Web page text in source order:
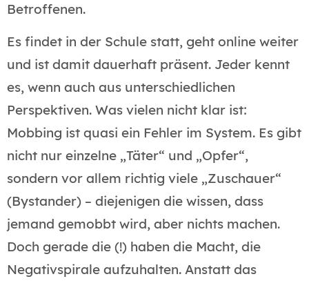
Betroffenen.
Es findet in der Schule statt, geht online weiter
und ist damit dauerhaft präsent. Jeder kennt
es, wenn auch aus unterschiedlichen
Perspektiven. Was vielen nicht klar ist:
Mobbing ist quasi ein Fehler im System. Es gibt
nicht nur einzelne „Täter“ und „Opfer“,
sondern vor allem richtig viele „Zuschauer“
(Bystander) – diejenigen die wissen, dass
jemand gemobbt wird, aber nichts machen.
Doch gerade die (!) haben die Macht, die
Negativspirale aufzuhalten. Anstatt das